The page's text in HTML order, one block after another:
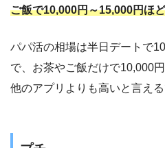
ご飯で10,000円～15,000円ほど
パパ活の相場は半日デートで
で、お茶やご飯だけで10,000
他のアプリよりも高いと言える